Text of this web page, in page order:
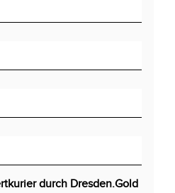
durch Dresden.Gold